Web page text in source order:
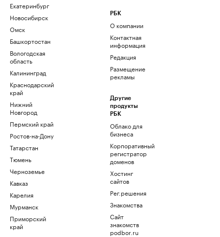
Екатеринбург
Новосибирск
Омск
Башкортостан
Вологодская
область
Калининград
Краснодарский
край
Нижний
Новгород
Пермский край
Ростов-на-Дону
Татарстан
Тюмень
Черноземье
Кавказ
Карелия
Мурманск
Приморский
край
РБК
О компании
Контактная
информация
Редакция
Размещение
рекламы
Другие
продукты
РБК
Облако для
бизнеса
Корпоративный
регистратор
доменов
Хостинг
сайтов
Рег.решения
Знакомства
Сайт
знакомств
podbor.ru